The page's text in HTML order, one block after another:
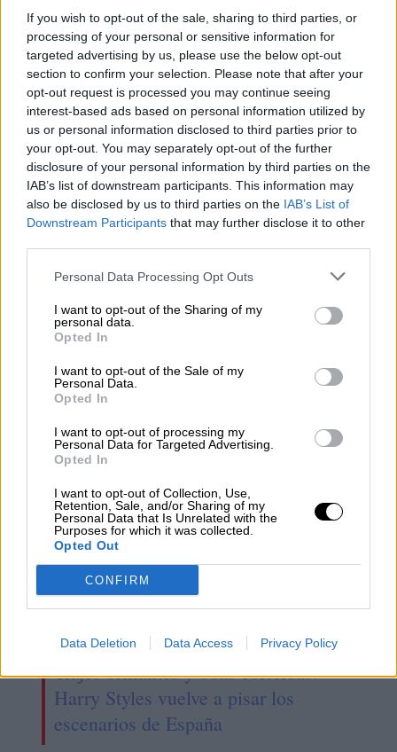
If you wish to opt-out of the sale, sharing to third parties, or
processing of your personal or sensitive information for
targeted advertising by us, please use the below opt-out
section to confirm your selection. Please note that after your
opt-out request is processed you may continue seeing
interest-based ads based on personal information utilized by
us or personal information disclosed to third parties prior to
your opt-out. You may separately opt-out of the further
disclosure of your personal information by third parties on the
IAB’s list of downstream participants. This information may
also be disclosed by us to third parties on the IAB’s List of
Downstream Participants that may further disclose it to other
Personal Data Processing Opt Outs
I want to opt-out of the Sharing of my
personal data.
Opted In
I want to opt-out of the Sale of my
Personal Data.
Opted In
I want to opt-out of processing my
Personal Data for Targeted Advertising.
Opted In
I want to opt-out of Collection, Use,
Retention, Sale, and/or Sharing of my
Personal Data that Is Unrelated with the
Purposes for which it was collected.
Opted Out
CONFIRM
Data Deletion Data Access Privacy Policy
mejores resultados".
lobato Madrid Asamblea de Madrid
contratos
Pandemia
Covid-19 ayuso contratación
NOTICIAS RELACIONADAS
Operación Chamartín, "licencia para
especular"
Trajes brillantes y boas coloridas:
Harry Styles vuelve a pisar los
escenarios de España